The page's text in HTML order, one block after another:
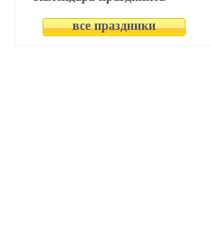
все праздники